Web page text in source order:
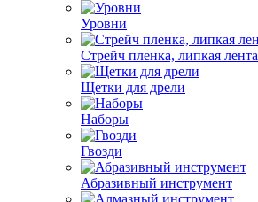
Уровни
Стрейч пленка, липкая лента
Щетки для дрели
Наборы
Гвозди
Абразивный инструмент